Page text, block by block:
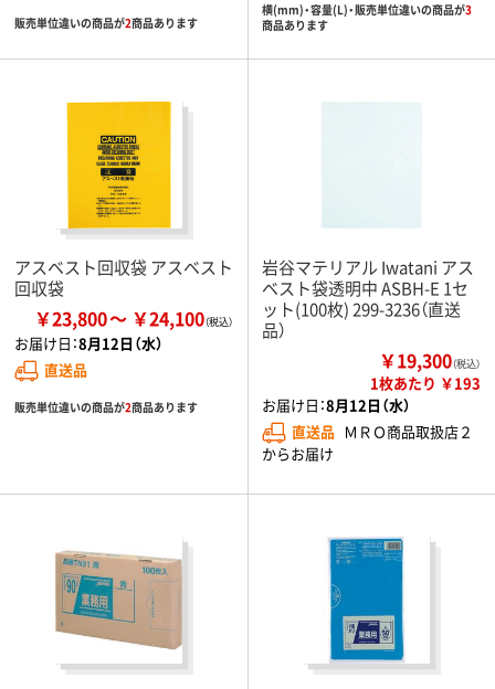
販売単位違いの商品が2商品あります
横(mm)・容量(L)・販売単位違いの商品が3
商品あります
アスベスト回収袋 アスベスト
回収袋
￥23,800 ￥24,100
お届け日：8月12日（水）
直送品
販売単位違いの商品が2商品あります
岩谷マテリアル Iwatani アス
ベスト袋透明中 ASBH-E 1セ
ット(100枚) 299-3236（直送
品）
￥19,300（税込）
1枚あたり ￥193
お届け日：8月12日（水）
直送品 ＭＲＯ商品取扱店２
からお届け